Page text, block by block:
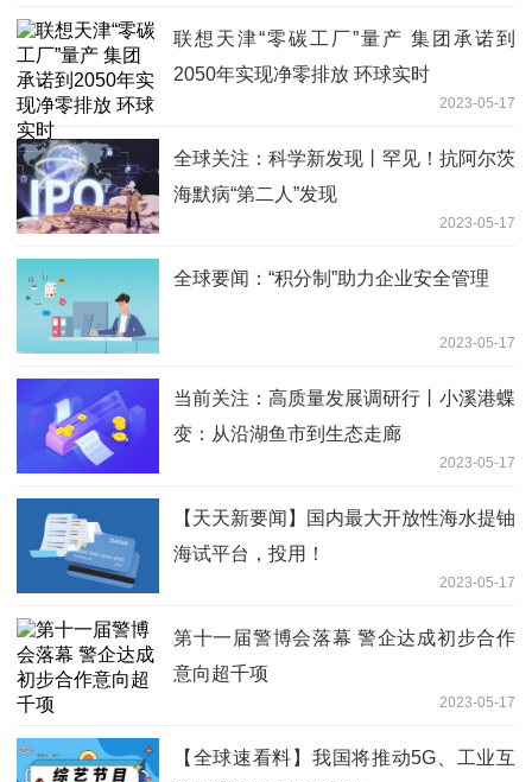
联想天津“零碳工厂”量产 集团承诺到
2050年实现净零排放 环球实时
2023-05-17
全球关注：科学新发现丨罕见！抗阿尔茨
海默病“第二人”发现
2023-05-17
全球要闻：“积分制”助力企业安全管理
2023-05-17
当前关注：高质量发展调研行丨小溪港蝶
变：从沿湖鱼市到生态走廊
2023-05-17
【天天新要闻】国内最大开放性海水提铀
海试平台，投用！
2023-05-17
第十一届警博会落幕 警企达成初步合作
意向超千项
2023-05-17
【全球速看料】我国将推动5G、工业互